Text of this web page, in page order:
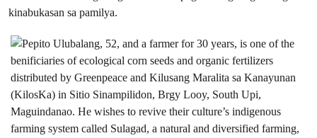
kinabukasan sa pamilya.